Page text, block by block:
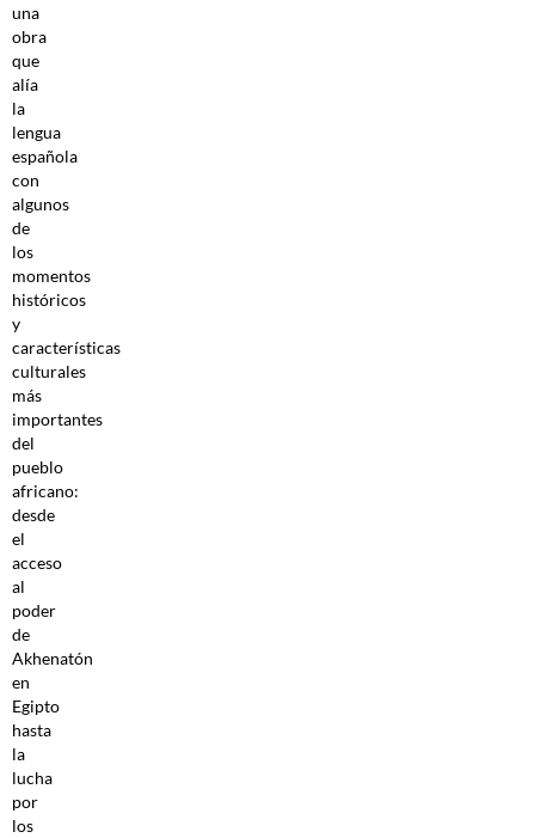
una
obra
que
alía
la
lengua
española
con
algunos
de
los
momentos
históricos
y
características
culturales
más
importantes
del
pueblo
africano:
desde
el
acceso
al
poder
de
Akhenatón
en
Egipto
hasta
la
lucha
por
los